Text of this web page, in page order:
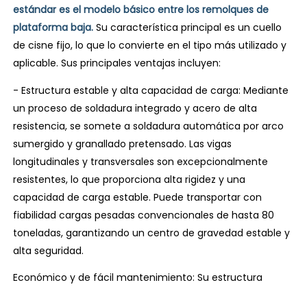
estándar es el modelo básico entre los remolques de
plataforma baja. Su característica principal es un cuello
de cisne fijo, lo que lo convierte en el tipo más utilizado y
aplicable. Sus principales ventajas incluyen:
- Estructura estable y alta capacidad de carga: Mediante
un proceso de soldadura integrado y acero de alta
resistencia, se somete a soldadura automática por arco
sumergido y granallado pretensado. Las vigas
longitudinales y transversales son excepcionalmente
resistentes, lo que proporciona alta rigidez y una
capacidad de carga estable. Puede transportar con
fiabilidad cargas pesadas convencionales de hasta 80
toneladas, garantizando un centro de gravedad estable y
alta seguridad.
Económico y de fácil mantenimiento: Su estructura